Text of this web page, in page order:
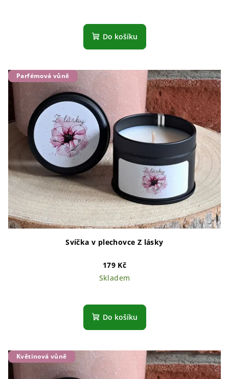
Do košíku
Parfémová vůně
Svíčka v plechovce Z lásky
179 Kč
Skladem
Do košíku
Květinová vůně